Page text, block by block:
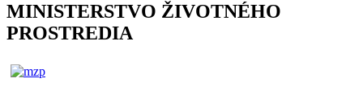
MINISTERSTVO ŽIVOTNÉHO
PROSTREDIA